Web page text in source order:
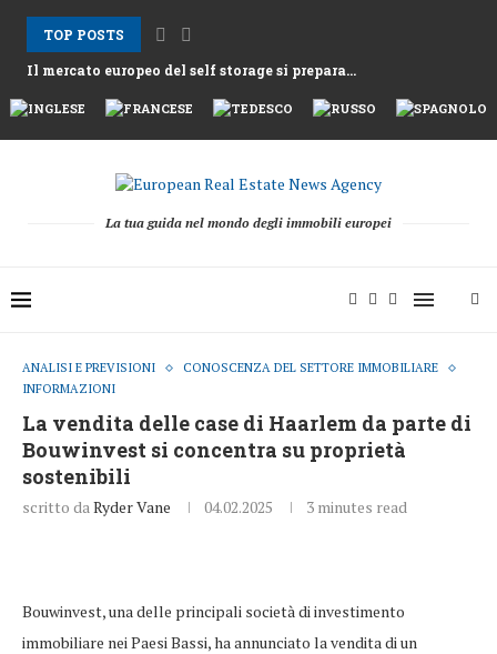
TOP POSTS
Il mercato europeo del self storage si prepara...
Gli affitti ad Atene aumentano mentre la Grecia...
Nemo Garden Una fattoria subacquea che sfida l’agricoltura...
Bruxelles vuole sbloccare 10 mila miliardi di euro...
Greystar Avanza nell’Espansione Strategica del Build to Rent...
Le grandi città prendono di mira le seconde...
Asset alberghieri dopo la stagione 2025 mentre fondi...
Il cambiamento strutturale dietro la ripresa della raccolta...
La tua guida nel mondo degli immobili europei
ANALISI E PREVISIONI
CONOSCENZA DEL SETTORE IMMOBILIARE
INFORMAZIONI
La vendita delle case di Haarlem da parte di
Bouwinvest si concentra su proprietà
sostenibili
scritto daRyder Vane 04.02.2025 3 minutes read
Bouwinvest, una delle principali società di investimento
immobiliare nei Paesi Bassi, ha annunciato la vendita di un